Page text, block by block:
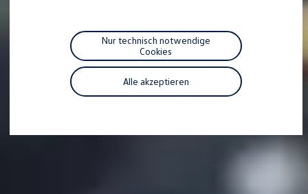
Individualisieren
Wallbox und Ladekabel
Digitale Extras
Dienste für Ihr Modell finden
Volkswagen Apps, Login und Shop
Handy und Fahrzeug verbinden
Vorgängermodelle
Alle akzeptieren
Nur technisch notwendige
Cookies